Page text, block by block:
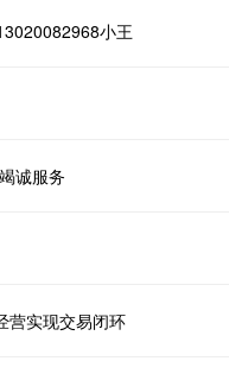
小王
诚服务
营实现交易闭环